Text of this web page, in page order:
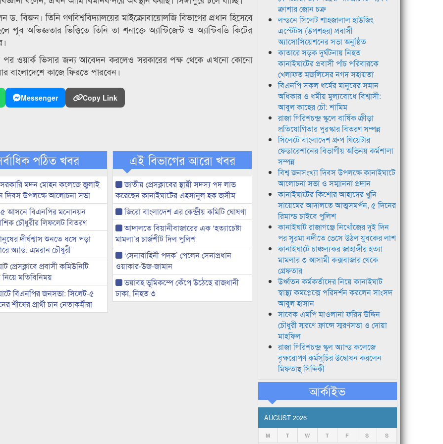
ড. বিজন। তিনি গণবিশ্ববিদ্যালয়ের মাইক্রোবায়োলজি বিভাগের প্রধান হিসেবে
অভিজ্ঞতার ভিত্তিতে তিনি তা শনাক্তে অ্যান্টিজেন্ট ও অ্যান্টিবডি কিটের
পর ওয়ার্ক ভিসার জন্য আবেদন করলেও সরকারের পক্ষ থেকে এখনো কোনো
বাংলাদেশে কাজে ফিরতে পারবেন।
Messenger Copy Link
পঠিত খবর
মদন মোহন কলেজে জুলাই
দিবস উপলক্ষে আলোচনা সভা
৫ আসনে বিএনপির মনোনয়ন
চৌধুরীর লিফলেট বিতরণ
দীর্ঘশ্বাস শুনতে ধসে পড়া
অ্যাড. এমরান চৌধুরী
প্রেসক্লাবে প্রবাসী কমিউনিটি
মতিবিনিময়
বিএনপির জনসভা: সিলেট-৫
শীষের প্রার্থী চান নেতাকর্মীরা
এই বিভাগের আরো খবর
জাতীয় প্রেসক্লাবের স্থায়ী সদস্য পদ লাভ
করেছেন কানাইঘাটের এহসানুল হক জসীম
জিরো বাংলাদেশ এর কেন্দ্রীয় কমিটি ঘোষণা
আদালতে বিয়ানীবাজারের এক ‘হত্যাচেষ্টা
মামলা’র চার্জশীট দিল পুলিশ
‘সেনাবাহিনী পদক’ পেলেন সেনাপ্রধান
ওয়াকার-উজ-জামান
ভয়াবহ ভূমিকম্পে কেঁপে উঠেছে রাজধানী
ঢাকা, নিহত ৩
ক্রাশার জোন চক্র
লন্ডনে সিলেট শাহজালাল হাউজিং
এস্টেটস (উপশহর) প্রবাসী
অ্যাসোসিয়েশনের সভা অনুষ্ঠিত
কাতারে সড়ক দুর্ঘটনায় নিহত
কানাইঘাটের প্রবাসী পাঁচ পরিবারকে
খেলাফত মজলিসের নগদ সহায়তা
বিএনপি সকল ধর্মের মানুষের সমান
অধিকার ও ধর্মীয় মুল্যবোধে বিশ্বাসী:
আবুল কাহের চৌ: শামিম
রাজা গিরিশচন্দ্র স্কুলে বার্ষিক ক্রীড়া
প্রতিযোগিতার পুরস্কার বিতরণ সম্পন্ন
সিলেটে বাংলাদেশ গ্রুপ থিয়েটার
ফেডারেশানের বিভাগীয় অভিনয় কর্মশালা
সম্পন্ন
বিশ্ব জনসংখ্যা দিবস উপলক্ষে কানাইঘাটে
আলোচনা সভা ও সম্মাননা প্রদান
কানাইঘাটের কিশোর আহাদের খুনি
সায়েমের আদালতে আত্মসমর্পন, ৫ দিনের
রিমান্ড চাইবে পুলিশ
কানাইঘাট রাজাগঞ্জে নিখোঁজের দুই দিন
পর সুরমা নদীতে ভেসে উঠল যুবকের লাশ
কানাইঘাটে চাঞ্চল্যকর জাহাঙ্গীর হত্যা
মামলার ৩ আসামী কক্সবাজার থেকে
গ্রেফতার
উর্ধ্বতন কর্মকর্তাদের নিয়ে কানাইঘাট
স্বাস্থ্য কমপ্লেক্সে পরিদর্শন করলেন সাংসদ
আবুল হাসান
সাবেক এমপি মাওলানা ফরিদ উদ্দিন
চৌধুরী স্মরণে ফ্রান্সে স্মরণসভা ও দোয়া
মাহফিল
রাজা গিরিশচন্দ্র স্কুল অ্যান্ড কলেজে
বৃক্ষরোপণ কর্মসূচির উদ্বোধন করলেন
মিফতাহ্ সিদ্দিকী
আর্কাইভ
AUGUST 2026
M T W T F S S